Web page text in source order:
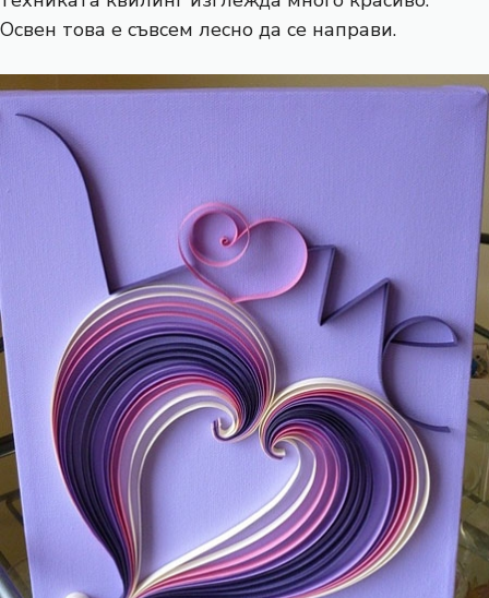
Освен това е съвсем лесно да се направи.